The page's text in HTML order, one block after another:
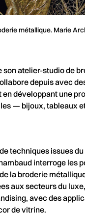
métallique. Marie
son atelier-studio de
depuis avec
en développant une
— bijoux, tableaux
techniques issues
interroge les
la broderie
aux secteurs du
avec des
de vitrine.